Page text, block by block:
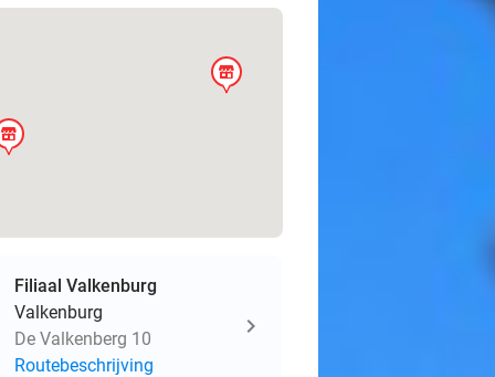
store
store
Filiaal Valkenburg
Valkenburg
De Valkenberg 10
Routebeschrijving